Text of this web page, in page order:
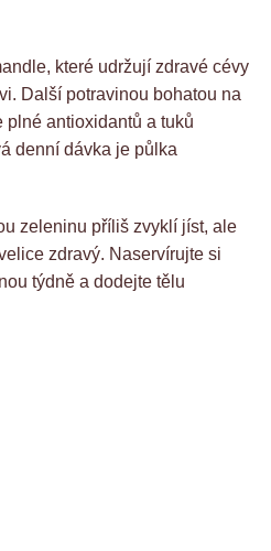
které udržují zdravé cévy
Další potravinou bohatou na
plné antioxidantů a tuků
denní dávka je půlka
zeleninu příliš zvyklí jíst, ale
zdravý. Naservírujte si
týdně a dodejte tělu